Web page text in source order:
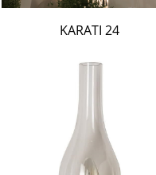
24 KARATI